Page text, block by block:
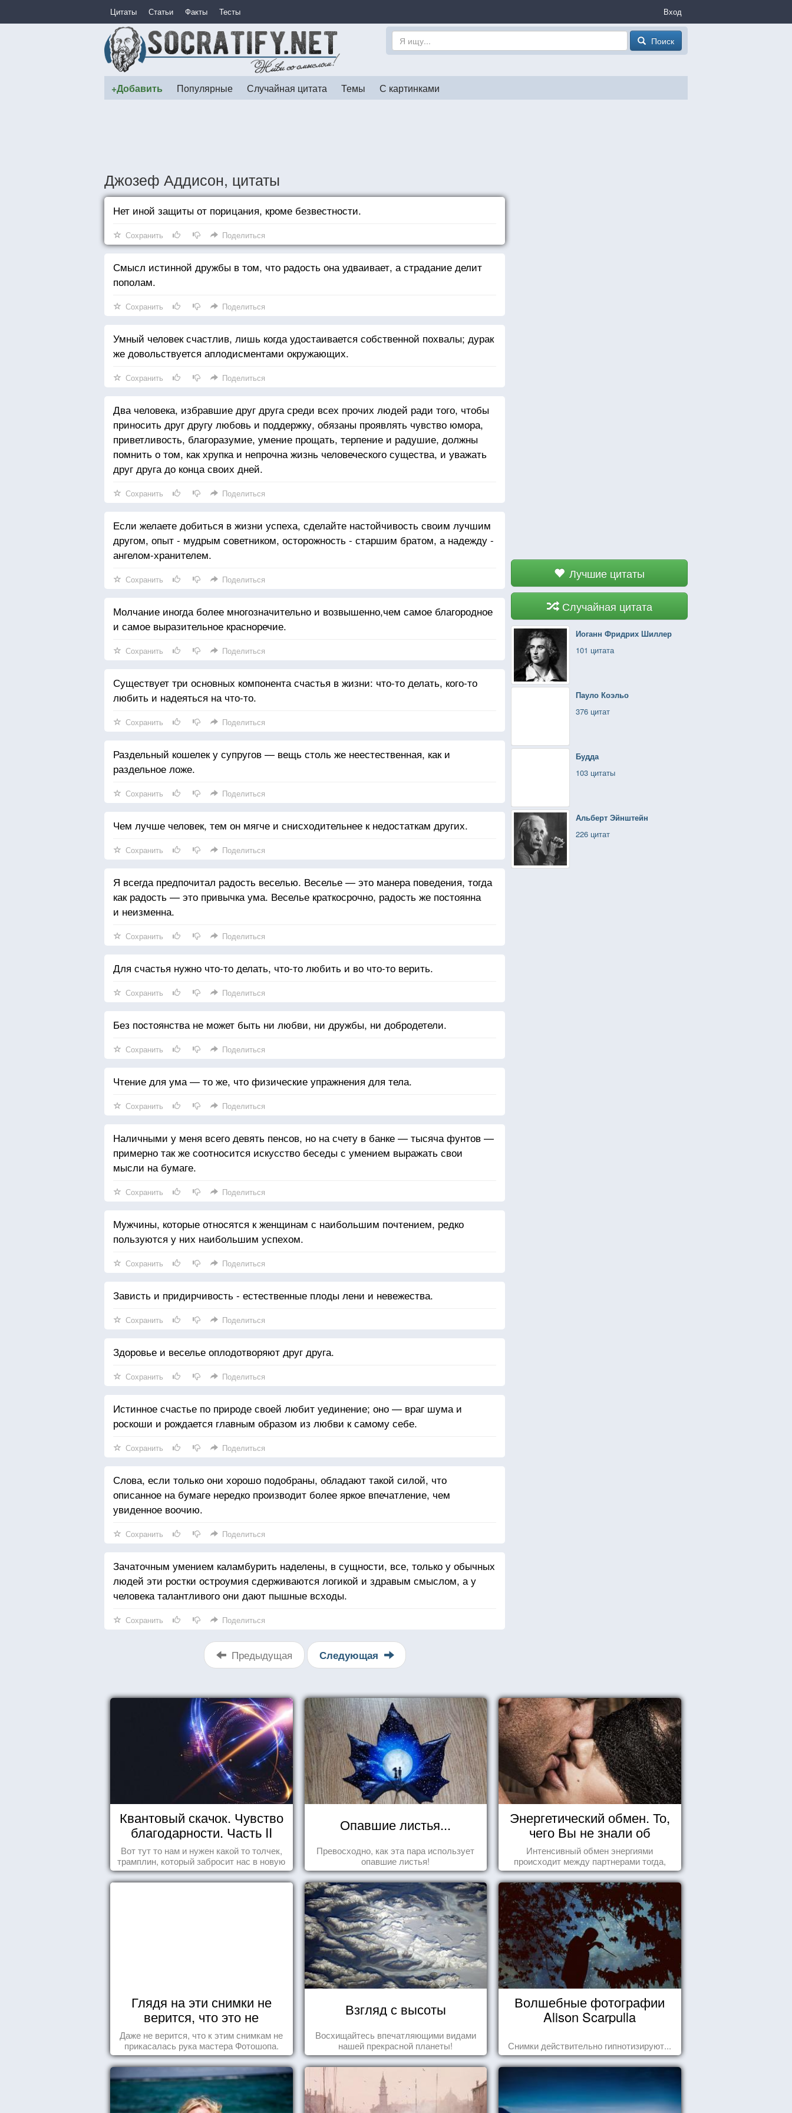
Цитаты Статьи Факты Тесты Вход
Поиск
+Добавить Популярные Случайная цитата Темы С картинками
Джозеф Аддисон, цитаты
Лучшие цитаты
Случайная цитата
Иоганн Фридрих Шиллер
101 цитата
Пауло Коэльо
376 цитат
Будда
103 цитаты
Альберт Эйнштейн
226 цитат
Нет иной защиты от порицания, кроме безвестности.
Сохранить Поделиться
Смысл истинной дружбы в том, что радость она удваивает, а страдание делит
пополам.
Сохранить Поделиться
Умный человек счастлив, лишь когда удостаивается собственной похвалы; дурак
же довольствуется аплодисментами окружающих.
Сохранить Поделиться
Два человека, избравшие друг друга среди всех прочих людей ради того, чтобы
приносить друг другу любовь и поддержку, обязаны проявлять чувство юмора,
приветливость, благоразумие, умение прощать, терпение и радушие, должны
помнить о том, как хрупка и непрочна жизнь человеческого существа, и уважать
друг друга до конца своих дней.
Сохранить Поделиться
Если желаете добиться в жизни успеха, сделайте настойчивость своим лучшим
другом, опыт - мудрым советником, осторожность - старшим братом, а надежду -
ангелом-хранителем.
Сохранить Поделиться
Молчание иногда более многозначительно и возвышенно,чем самое благородное
и самое выразительное красноречие.
Сохранить Поделиться
Существует три основных компонента счастья в жизни: что-то делать, кого-то
любить и надеяться на что-то.
Сохранить Поделиться
Раздельный кошелек у супругов — вещь столь же неестественная, как и
раздельное ложе.
Сохранить Поделиться
Чем лучше человек, тем он мягче и снисходительнее к недостаткам других.
Сохранить Поделиться
Я всегда предпочитал радость веселью. Веселье — это манера поведения, тогда
как радость — это привычка ума. Веселье краткосрочно, радость же постоянна
и неизменна.
Сохранить Поделиться
Для счастья нужно что-то делать, что-то любить и во что-то верить.
Сохранить Поделиться
Без постоянства не может быть ни любви, ни дружбы, ни добродетели.
Сохранить Поделиться
Чтение для ума — то же, что физические упражнения для тела.
Сохранить Поделиться
Наличными у меня всего девять пенсов, но на счету в банке — тысяча фунтов —
примерно так же соотносится искусство беседы с умением выражать свои
мысли на бумаге.
Сохранить Поделиться
Мужчины, которые относятся к женщинам с наибольшим почтением, редко
пользуются у них наибольшим успехом.
Сохранить Поделиться
Зависть и придирчивость - естественные плоды лени и невежества.
Сохранить Поделиться
Здоровье и веселье оплодотворяют друг друга.
Сохранить Поделиться
Истинное счастье по природе своей любит уединение; оно — враг шума и
роскоши и рождается главным образом из любви к самому себе.
Сохранить Поделиться
Слова, если только они хорошо подобраны, обладают такой силой, что
описанное на бумаге нередко производит более яркое впечатление, чем
увиденное воочию.
Сохранить Поделиться
Зачаточным умением каламбурить наделены, в сущности, все, только у обычных
людей эти ростки остроумия сдерживаются логикой и здравым смыслом, а у
человека талантливого они дают пышные всходы.
Сохранить Поделиться
Предыдущая Следующая
Квантовый скачок. Чувство
благодарности. Часть II
Вот тут то нам и нужен какой то толчек,
трамплин, который забросит нас в новую
реальность. БЛАГОДАРНОСТЬ.
Опавшие листья...
Превосходно, как эта пара использует
опавшие листья!
Энергетический обмен. То,
чего Вы не знали об
отношениях
Интенсивный обмен энергиями
происходит между партнерами тогда,
когда они испытывают симпатию друг к
другу...
Глядя на эти снимки не
верится, что это не
Фотошоп!
Даже не верится, что к этим снимкам не
прикасалась рука мастера Фотошопа.
Взгляд с высоты
Восхищайтесь впечатляющими видами
нашей прекрасной планеты!
Волшебные фотографии
Alison Scarpulla
Снимки действительно гипнотизируют...